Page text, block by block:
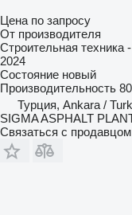
Цена по запросу
От производителя
Строительная техника
2024
Состояние новый
Производительность
Турция, Ankara /
SIGMA ASPHALT
Связаться с продавцом